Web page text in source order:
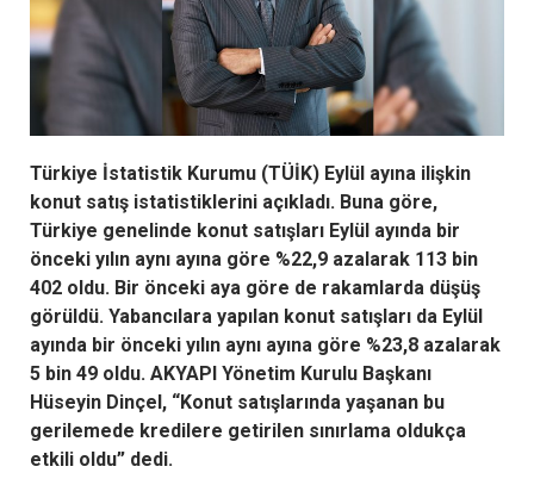
Türkiye İstatistik Kurumu (TÜİK) Eylül ayına ilişkin
konut satış istatistiklerini açıkladı. Buna göre,
Türkiye genelinde konut satışları Eylül ayında bir
önceki yılın aynı ayına göre %22,9 azalarak 113 bin
402 oldu. Bir önceki aya göre de rakamlarda düşüş
görüldü. Yabancılara yapılan konut satışları da Eylül
ayında bir önceki yılın aynı ayına göre %23,8 azalarak
5 bin 49 oldu. AKYAPI Yönetim Kurulu Başkanı
Hüseyin Dinçel, “Konut satışlarında yaşanan bu
gerilemede kredilere getirilen sınırlama oldukça
etkili oldu” dedi.